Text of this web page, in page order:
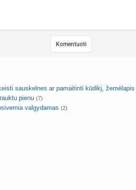
sauskelnes ar pamaitinti kūdikį, žemėlapis
pienu (7)
valgydamas (2)